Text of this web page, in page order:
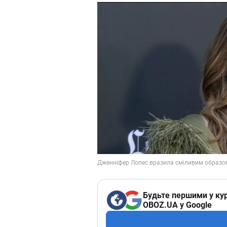
Будьте першими у
OBOZ.UA у Google